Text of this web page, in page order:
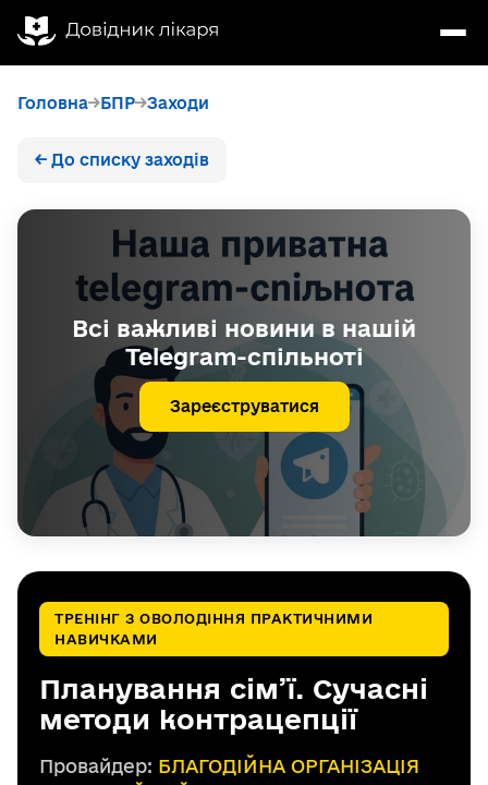
Головна БПР Заходи
← До списку заходів
Всі важливі новини в нашій
Telegram-спільноті
Зареєструватися
ТРЕНІНГ З ОВОЛОДІННЯ ПРАКТИЧНИМИ
НАВИЧКАМИ
Планування сім’ї. Сучасні
методи контрацепції
Провайдер: БЛАГОДІЙНА ОРГАНІЗАЦІЯ